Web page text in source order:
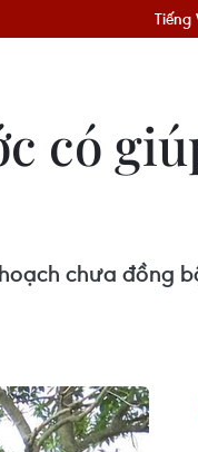
Tiếng
có
chưa đồng